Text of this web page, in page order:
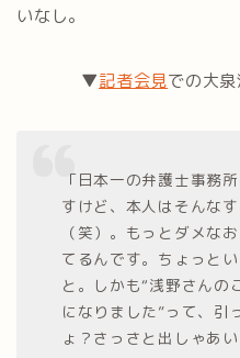
いなし。
▼記者会見での大
「日本一の弁護士事務
すけど、本人はそんな
（笑）。もっとダメな
てるんです。ちょっと
と。しかも“浅野さんの
になりました”って、引
ょ？さっさと出しゃあい